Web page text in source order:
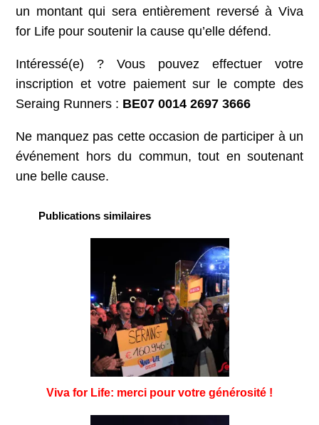
un montant qui sera entièrement reversé à Viva
for Life pour soutenir la cause qu’elle défend.
Intéressé(e) ? Vous pouvez effectuer votre
inscription et votre paiement sur le compte des
Seraing Runners : BE07 0014 2697 3666
Ne manquez pas cette occasion de participer à un
événement hors du commun, tout en soutenant
une belle cause.
Publications similaires
Viva for Life: merci pour votre générosité !